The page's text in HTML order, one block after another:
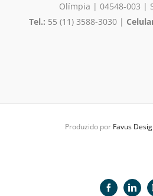
Olímpia | 04548-003 |
Tel.: 55 (11) 3588-3030 |
Produzido por Favus
Facebook